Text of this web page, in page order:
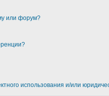
или форум?
использования и/или